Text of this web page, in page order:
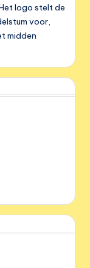
logo stelt de
voor,
midden